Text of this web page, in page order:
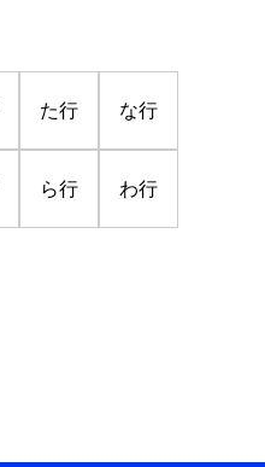
た行 な行
ら行 わ行